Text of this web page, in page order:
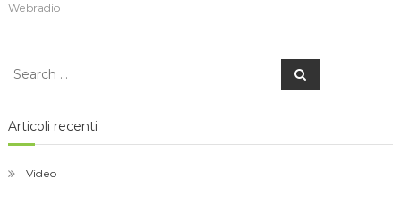
Webradio
Search
Search
Articoli recenti
Video